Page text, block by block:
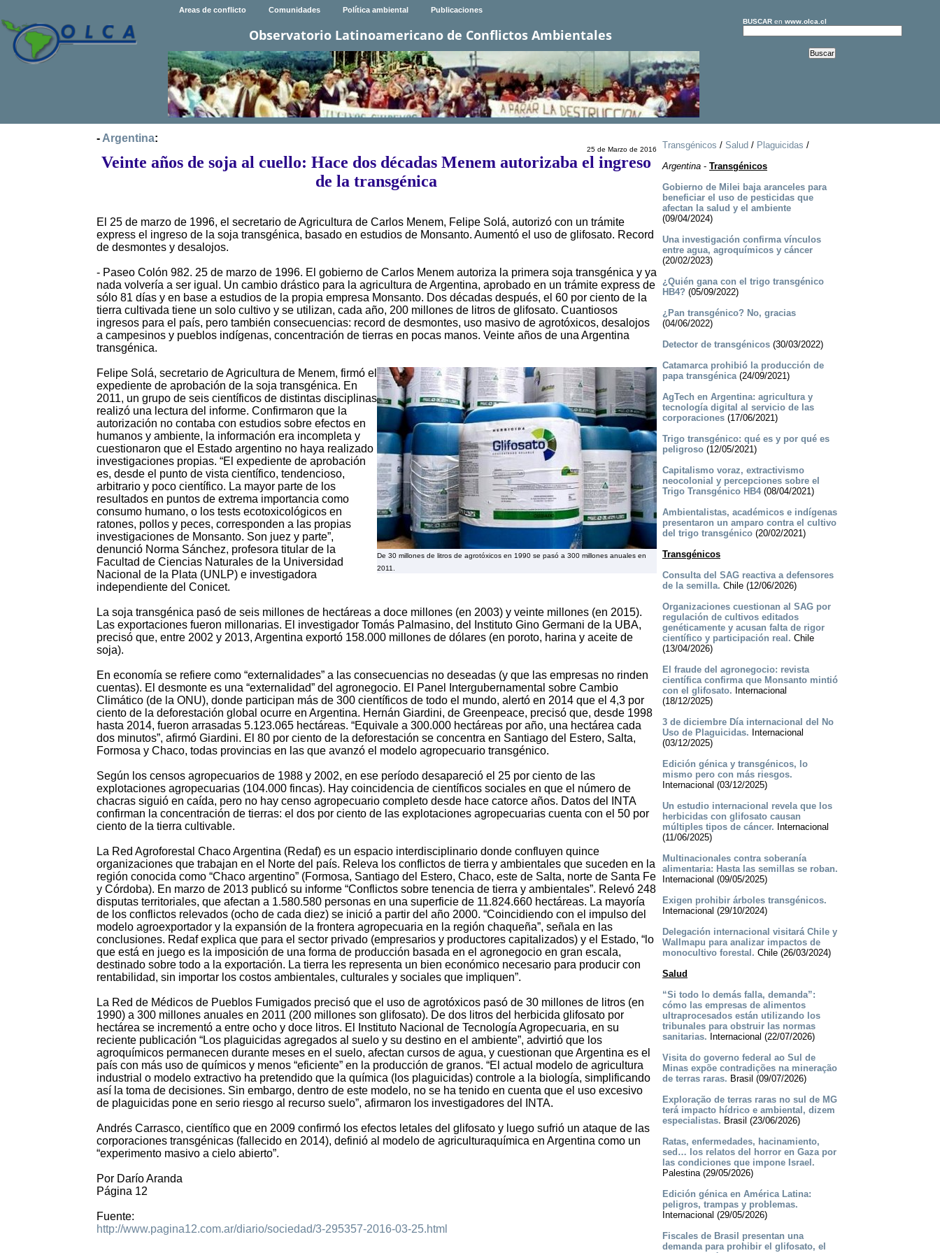
Areas de conflicto Comunidades Política ambiental Publicaciones
Observatorio Latinoamericano de Conflictos Ambientales
BUSCARen www.olca.cl
- Argentina:
25 de Marzo de 2016
Veinte años de soja al cuello: Hace dos décadas Menem autorizaba el ingreso
de la transgénica
El 25 de marzo de 1996, el secretario de Agricultura de Carlos Menem, Felipe Solá, autorizó con un trámite
express el ingreso de la soja transgénica, basado en estudios de Monsanto. Aumentó el uso de glifosato. Record
de desmontes y desalojos.
- Paseo Colón 982. 25 de marzo de 1996. El gobierno de Carlos Menem autoriza la primera soja transgénica y ya
nada volvería a ser igual. Un cambio drástico para la agricultura de Argentina, aprobado en un trámite express de
sólo 81 días y en base a estudios de la propia empresa Monsanto. Dos décadas después, el 60 por ciento de la
tierra cultivada tiene un solo cultivo y se utilizan, cada año, 200 millones de litros de glifosato. Cuantiosos
ingresos para el país, pero también consecuencias: record de desmontes, uso masivo de agrotóxicos, desalojos
a campesinos y pueblos indígenas, concentración de tierras en pocas manos. Veinte años de una Argentina
transgénica.
De 30 millones de litros de agrotóxicos en 1990 se pasó a 300 millones anuales en
2011.
Felipe Solá, secretario de Agricultura de Menem, firmó el
expediente de aprobación de la soja transgénica. En
2011, un grupo de seis científicos de distintas disciplinas
realizó una lectura del informe. Confirmaron que la
autorización no contaba con estudios sobre efectos en
humanos y ambiente, la información era incompleta y
cuestionaron que el Estado argentino no haya realizado
investigaciones propias. “El expediente de aprobación
es, desde el punto de vista científico, tendencioso,
arbitrario y poco científico. La mayor parte de los
resultados en puntos de extrema importancia como
consumo humano, o los tests ecotoxicológicos en
ratones, pollos y peces, corresponden a las propias
investigaciones de Monsanto. Son juez y parte”,
denunció Norma Sánchez, profesora titular de la
Facultad de Ciencias Naturales de la Universidad
Nacional de la Plata (UNLP) e investigadora
independiente del Conicet.
La soja transgénica pasó de seis millones de hectáreas a doce millones (en 2003) y veinte millones (en 2015).
Las exportaciones fueron millonarias. El investigador Tomás Palmasino, del Instituto Gino Germani de la UBA,
precisó que, entre 2002 y 2013, Argentina exportó 158.000 millones de dólares (en poroto, harina y aceite de
soja).
En economía se refiere como “externalidades” a las consecuencias no deseadas (y que las empresas no rinden
cuentas). El desmonte es una “externalidad” del agronegocio. El Panel Intergubernamental sobre Cambio
Climático (de la ONU), donde participan más de 300 científicos de todo el mundo, alertó en 2014 que el 4,3 por
ciento de la deforestación global ocurre en Argentina. Hernán Giardini, de Greenpeace, precisó que, desde 1998
hasta 2014, fueron arrasadas 5.123.065 hectáreas. “Equivale a 300.000 hectáreas por año, una hectárea cada
dos minutos”, afirmó Giardini. El 80 por ciento de la deforestación se concentra en Santiago del Estero, Salta,
Formosa y Chaco, todas provincias en las que avanzó el modelo agropecuario transgénico.
Según los censos agropecuarios de 1988 y 2002, en ese período desapareció el 25 por ciento de las
explotaciones agropecuarias (104.000 fincas). Hay coincidencia de científicos sociales en que el número de
chacras siguió en caída, pero no hay censo agropecuario completo desde hace catorce años. Datos del INTA
confirman la concentración de tierras: el dos por ciento de las explotaciones agropecuarias cuenta con el 50 por
ciento de la tierra cultivable.
La Red Agroforestal Chaco Argentina (Redaf) es un espacio interdisciplinario donde confluyen quince
organizaciones que trabajan en el Norte del país. Releva los conflictos de tierra y ambientales que suceden en la
región conocida como “Chaco argentino” (Formosa, Santiago del Estero, Chaco, este de Salta, norte de Santa Fe
y Córdoba). En marzo de 2013 publicó su informe “Conflictos sobre tenencia de tierra y ambientales”. Relevó 248
disputas territoriales, que afectan a 1.580.580 personas en una superficie de 11.824.660 hectáreas. La mayoría
de los conflictos relevados (ocho de cada diez) se inició a partir del año 2000. “Coincidiendo con el impulso del
modelo agroexportador y la expansión de la frontera agropecuaria en la región chaqueña”, señala en las
conclusiones. Redaf explica que para el sector privado (empresarios y productores capitalizados) y el Estado, “lo
que está en juego es la imposición de una forma de producción basada en el agronegocio en gran escala,
destinado sobre todo a la exportación. La tierra les representa un bien económico necesario para producir con
rentabilidad, sin importar los costos ambientales, culturales y sociales que impliquen”.
La Red de Médicos de Pueblos Fumigados precisó que el uso de agrotóxicos pasó de 30 millones de litros (en
1990) a 300 millones anuales en 2011 (200 millones son glifosato). De dos litros del herbicida glifosato por
hectárea se incrementó a entre ocho y doce litros. El Instituto Nacional de Tecnología Agropecuaria, en su
reciente publicación “Los plaguicidas agregados al suelo y su destino en el ambiente”, advirtió que los
agroquímicos permanecen durante meses en el suelo, afectan cursos de agua, y cuestionan que Argentina es el
país con más uso de químicos y menos “eficiente” en la producción de granos. “El actual modelo de agricultura
industrial o modelo extractivo ha pretendido que la química (los plaguicidas) controle a la biología, simplificando
así la toma de decisiones. Sin embargo, dentro de este modelo, no se ha tenido en cuenta que el uso excesivo
de plaguicidas pone en serio riesgo al recurso suelo”, afirmaron los investigadores del INTA.
Andrés Carrasco, científico que en 2009 confirmó los efectos letales del glifosato y luego sufrió un ataque de las
corporaciones transgénicas (fallecido en 2014), definió al modelo de agriculturaquímica en Argentina como un
“experimento masivo a cielo abierto”.
Por Darío Aranda
Página 12
Fuente:
http://www.pagina12.com.ar/diario/sociedad/3-295357-2016-03-25.html
Transgénicos / Salud / Plaguicidas /
Argentina- Transgénicos
Gobierno de Milei baja aranceles para
beneficiar el uso de pesticidas que
afectan la salud y el ambiente
(09/04/2024)
Una investigación confirma vínculos
entre agua, agroquímicos y cáncer
(20/02/2023)
¿Quién gana con el trigo transgénico
HB4? (05/09/2022)
¿Pan transgénico? No, gracias
(04/06/2022)
Detector de transgénicos(30/03/2022)
Catamarca prohibió la producción de
papa transgénica(24/09/2021)
AgTech en Argentina: agricultura y
tecnología digital al servicio de las
corporaciones(17/06/2021)
Trigo transgénico: qué es y por qué es
peligroso(12/05/2021)
Capitalismo voraz, extractivismo
neocolonial y percepciones sobre el
Trigo Transgénico HB4(08/04/2021)
Ambientalistas, académicos e indígenas
presentaron un amparo contra el cultivo
del trigo transgénico(20/02/2021)
Transgénicos
Consulta del SAG reactiva a defensores
de la semilla. Chile (12/06/2026)
Organizaciones cuestionan al SAG por
regulación de cultivos editados
genéticamente y acusan falta de rigor
científico y participación real. Chile
(13/04/2026)
El fraude del agronegocio: revista
científica confirma que Monsanto mintió
con el glifosato. Internacional
(18/12/2025)
3 de diciembre Día internacional del No
Uso de Plaguicidas. Internacional
(03/12/2025)
Edición génica y transgénicos, lo
mismo pero con más riesgos.
Internacional (03/12/2025)
Un estudio internacional revela que los
herbicidas con glifosato causan
múltiples tipos de cáncer. Internacional
(11/06/2025)
Multinacionales contra soberanía
alimentaria: Hasta las semillas se roban.
Internacional (09/05/2025)
Exigen prohibir árboles transgénicos.
Internacional (29/10/2024)
Delegación internacional visitará Chile y
Wallmapu para analizar impactos de
monocultivo forestal. Chile (26/03/2024)
Salud
“Si todo lo demás falla, demanda”:
cómo las empresas de alimentos
ultraprocesados están utilizando los
tribunales para obstruir las normas
sanitarias. Internacional (22/07/2026)
Visita do governo federal ao Sul de
Minas expõe contradições na mineração
de terras raras. Brasil (09/07/2026)
Exploração de terras raras no sul de MG
terá impacto hídrico e ambiental, dizem
especialistas. Brasil (23/06/2026)
Ratas, enfermedades, hacinamiento,
sed… los relatos del horror en Gaza por
las condiciones que impone Israel.
Palestina (29/05/2026)
Edición génica en América Latina:
peligros, trampas y problemas.
Internacional (29/05/2026)
Fiscales de Brasil presentan una
demanda para prohibir el glifosato, el